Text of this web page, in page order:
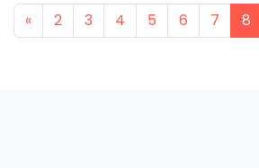
«Previous
2 3 4 5 6 7 8